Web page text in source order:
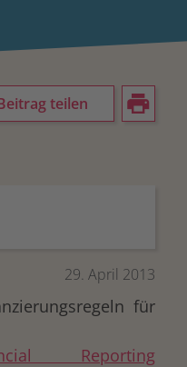
teilen
29. April 2013
für
Reporting